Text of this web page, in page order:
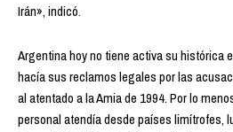
Irán», indicó.
Argentina hoy no tiene activa su histórica
hacía sus reclamos legales por las
al atentado a la Amia de 1994. Por lo
personal atendía desde países limítrofes,